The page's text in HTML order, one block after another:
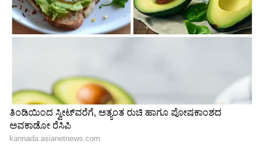
4
Image Credit :
ಮಾತುಕತೆ ಹಂತದಲ್ಲಿದೆ
‘ಸಿನಿಮಾ ನಾವು ಅಂದುಕೊಂಡ ಸಮಯಕ್ಕಿಂತ ಮುಂದೆ